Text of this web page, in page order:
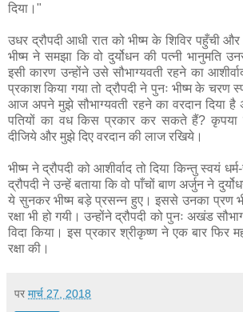
दिया।"
उधर द्रौपदी आधी रात को भीष्म के शिविर पहुँची
भीष्म ने समझा कि वो दुर्योधन की पत्नी भानुमति
इसी कारण उन्होंने उसे सौभाग्यवती रहने का
प्रकाश किया गया तो द्रौपदी ने पुनः भीष्म के चरण
आज अपने मुझे सौभाग्यवती रहने का वरदान दिया
पतियों का वध किस प्रकार कर सकते हैं? कृपया
दीजिये और मुझे दिए वरदान की लाज रखिये।
भीष्म ने द्रौपदी को आशीर्वाद तो दिया किन्तु स्वयं
द्रौपदी ने उन्हें बताया कि वो पाँचों बाण अर्जुन ने
ये सुनकर भीष्म बड़े प्रसन्न हुए। इससे उनका प्रण
रक्षा भी हो गयी। उन्होंने द्रौपदी को पुनः अखंड
विदा किया। इस प्रकार श्रीकृष्ण ने एक बार फिर
रक्षा की।
पर मार्च 27, 2018